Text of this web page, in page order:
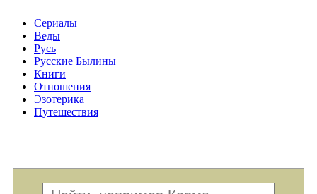
Сериалы
Веды
Русь
Русские Былины
Книги
Отношения
Эзотерика
Путешествия